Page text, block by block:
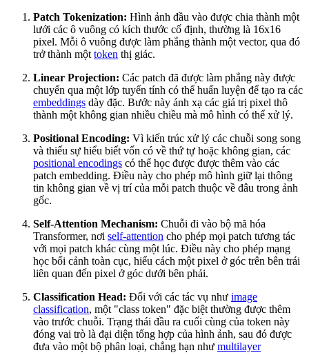
Patch Tokenization: Hình ảnh đầu vào được chia thành một
lưới các ô vuông có kích thước cố định, thường là 16x16
pixel. Mỗi ô vuông được làm phẳng thành một vector, qua đó
trở thành một token thị giác.
Linear Projection: Các patch đã được làm phẳng này được
chuyển qua một lớp tuyến tính có thể huấn luyện để tạo ra các
embeddings dày đặc. Bước này ánh xạ các giá trị pixel thô
thành một không gian nhiều chiều mà mô hình có thể xử lý.
Positional Encoding: Vì kiến trúc xử lý các chuỗi song song
và thiếu sự hiểu biết vốn có về thứ tự hoặc không gian, các
positional encodings có thể học được được thêm vào các
patch embedding. Điều này cho phép mô hình giữ lại thông
tin không gian về vị trí của mỗi patch thuộc về đâu trong ảnh
gốc.
Self-Attention Mechanism: Chuỗi đi vào bộ mã hóa
Transformer, nơi self-attention cho phép mọi patch tương tác
với mọi patch khác cùng một lúc. Điều này cho phép mạng
học bối cảnh toàn cục, hiểu cách một pixel ở góc trên bên trái
liên quan đến pixel ở góc dưới bên phải.
Classification Head: Đối với các tác vụ như image
classification, một "class token" đặc biệt thường được thêm
vào trước chuỗi. Trạng thái đầu ra cuối cùng của token này
đóng vai trò là đại diện tổng hợp của hình ảnh, sau đó được
đưa vào một bộ phân loại, chẳng hạn như multilayer